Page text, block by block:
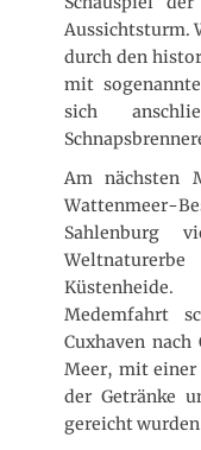
Aussichtsturm.
durch den
mit
sich
Am nächsten
Wattenmeer-
Sahlenburg
Medemfahrt
Cuxhaven
Meer, mit einer
der Getränke
gereicht